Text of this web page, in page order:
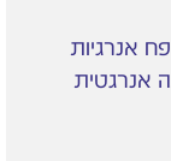
אנרגיות
אנרגטית